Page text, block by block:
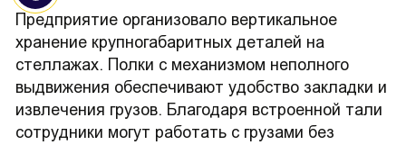
Предприятие организовало вертикальное
хранение крупногабаритных деталей на
стеллажах. Полки с механизмом неполного
выдвижения обеспечивают удобство закладки и
извлечения грузов. Благодаря встроенной тали
сотрудники могут работать с грузами без